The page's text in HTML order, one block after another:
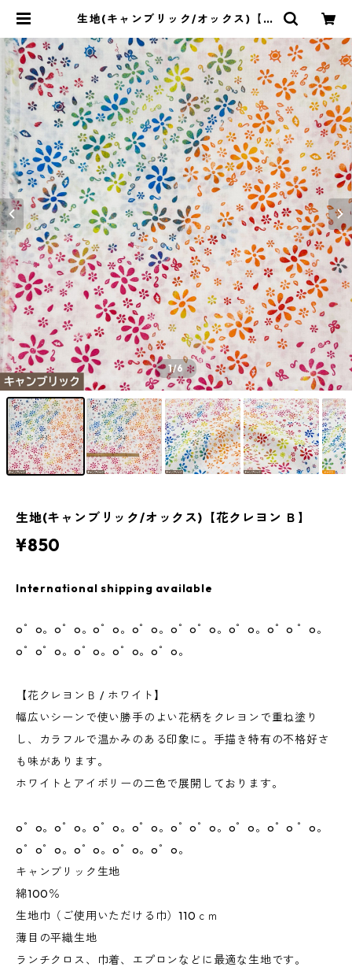
生地(キャンブリック/オックス)【花
1/6
生地(キャンブリック/オックス)【花クレヨン Ｂ】
¥850
International shipping available
o゜o。o゜o。o゜o。o゜o。o゜o゜o。o゜o。o゜o ゜o。
o゜o゜o。o゜o。o゜o。o゜o。
【花クレヨンＢ / ホワイト】
幅広いシーンで使い勝手のよい花柄をクレヨンで重ね塗り
し、カラフルで温かみのある印象に。手描き特有の不格好さ
も味があります。
ホワイトとアイボリーの二色で展開しております。
o゜o。o゜o。o゜o。o゜o。o゜o゜o。o゜o。o゜o ゜o。
o゜o゜o。o゜o。o゜o。o゜o。
キャンブリック生地
綿100％
生地巾（ご使用いただける巾）110ｃｍ
薄目の平織生地
ランチクロス、巾着、エプロンなどに最適な生地です。